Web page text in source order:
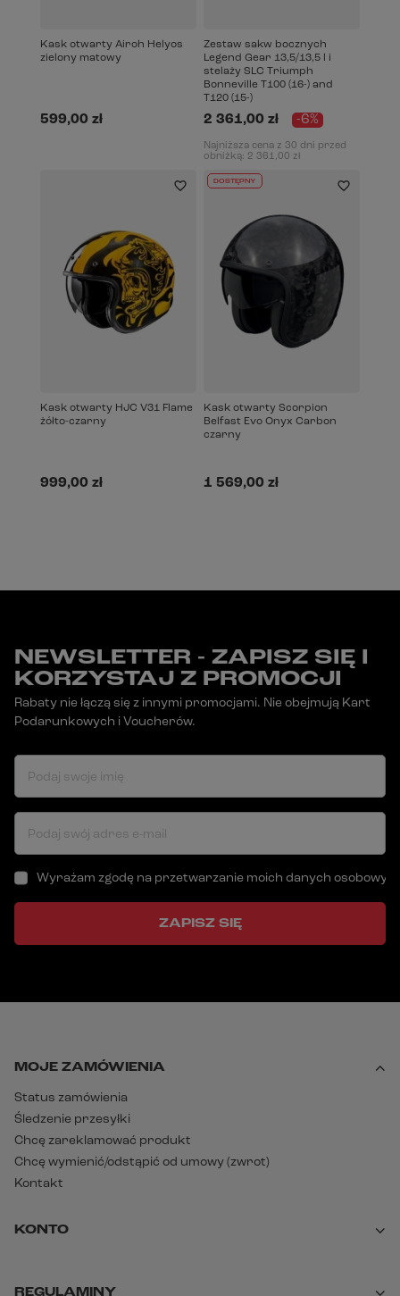
Kask otwarty Airoh Helyos
zielony matowy
599,00 zł
Zestaw sakw bocznych
Legend Gear 13,5/13,5 l i
stelaży SLC Triumph
Bonneville T100 (16-) and
T120 (15-)
2 361,00 zł -6%
Najniższa cena z 30 dni przed
obniżką: 2 361,00 zł
Kask otwarty HJC V31 Flame
żółto-czarny
999,00 zł
DOSTĘPNY
Kask otwarty Scorpion
Belfast Evo Onyx Carbon
czarny
1 569,00 zł
NEWSLETTER - ZAPISZ SIĘ I
KORZYSTAJ Z PROMOCJI
Rabaty nie łączą się z innymi promocjami. Nie obejmują Kart
Podarunkowych i Voucherów.
Podaj swoje imię
Podaj swój adres e-mail
Wyrażam zgodę na przetwarzanie moich danych
ZAPISZ SIĘ
MOJE ZAMÓWIENIA
Status zamówienia
Śledzenie przesyłki
Chcę zareklamować produkt
Chcę wymienić/odstąpić od umowy (zwrot)
Kontakt
KONTO
REGULAMINY